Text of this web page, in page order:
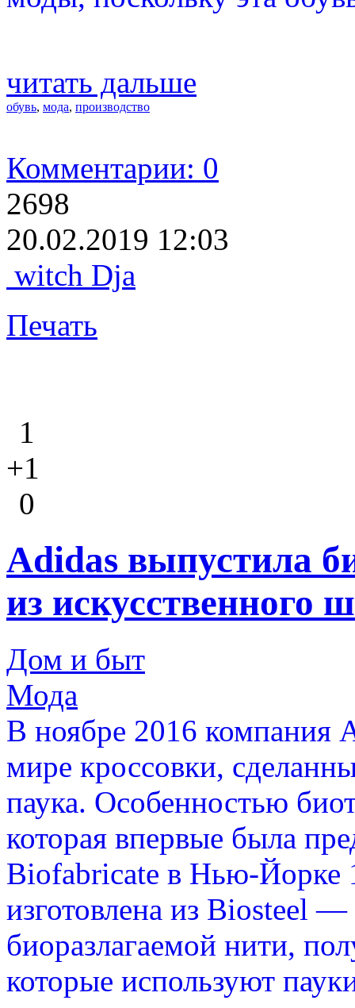
читать дальше
обувь, мода, производство
Комментарии: 0
2698
20.02.2019 12:03
witch Dja
Печать
1
+1
0
Adidas выпустила
из искусственного
Дом и быт
Мода
В ноябре 2016 компания
мире кроссовки,
паука. Особенностью
которая впервые была
Biofabricate в Нью-Йорке
изготовлена из Biosteel
биоразлагаемой нити,
которые используют